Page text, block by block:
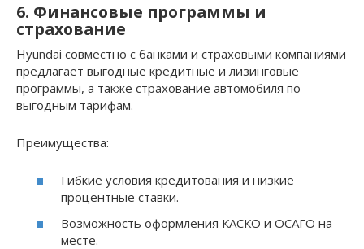
6. Финансовые программы и
страхование
Hyundai совместно с банками и страховыми компаниями
предлагает выгодные кредитные и лизинговые
программы, а также страхование автомобиля по
выгодным тарифам.
Преимущества:
Гибкие условия кредитования и низкие
процентные ставки.
Возможность оформления КАСКО и ОСАГО на
месте.